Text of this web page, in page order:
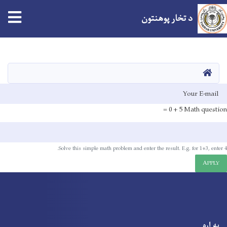
د تخار پوهنتون
کور
E-mail
Math question
5 + 0 =
Solve this simple math problem and enter the result. E.g. for 1+3, enter 4.
APPLY